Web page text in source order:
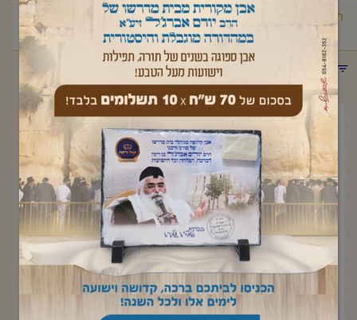
ראשי שיעורי הרב /מסר יומי/הרב יורם אברג'ל – המסר היומי –
הכל בהשגחה פרטית – ז' אדר תשפ"ו
תפריט קטגוריות
הרב יורם אברג'ל – המסר היומי –
הכל בהשגחה פרטית – ז' אדר
תשפ"ו
פברואר 24, 2026
Click to accept marketing cookies and
enable this content